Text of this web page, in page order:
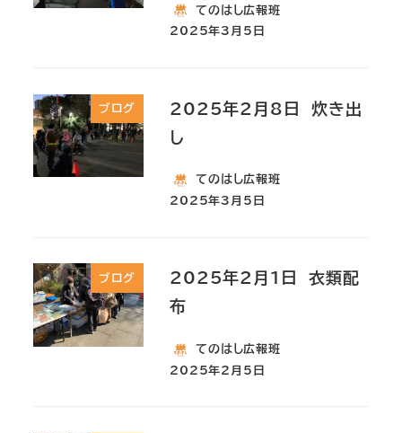
てのはし広報班
2025年3月5日
ブログ
2025年2月8日 炊き出
し
てのはし広報班
2025年3月5日
ブログ
2025年2月1日 衣類配
布
てのはし広報班
2025年2月5日